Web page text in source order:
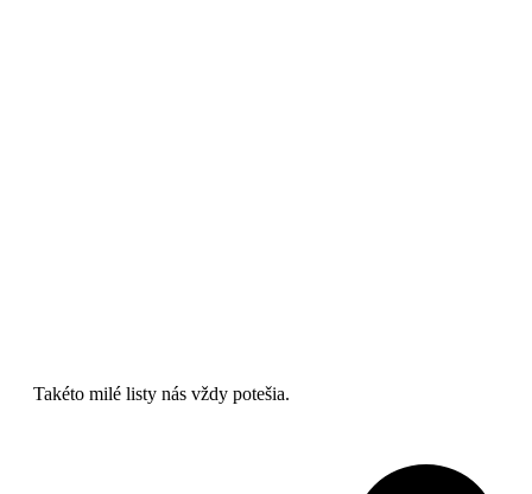
Takéto milé listy nás vždy potešia.